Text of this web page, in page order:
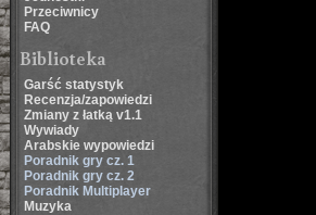
Przeciwnicy
FAQ
Biblioteka
Garść statystyk
Recenzja/zapowiedzi
Zmiany z łatką v1.1
Wywiady
Arabskie wypowiedzi
Poradnik gry cz. 1
Poradnik gry cz. 2
Poradnik Multiplayer
Muzyka